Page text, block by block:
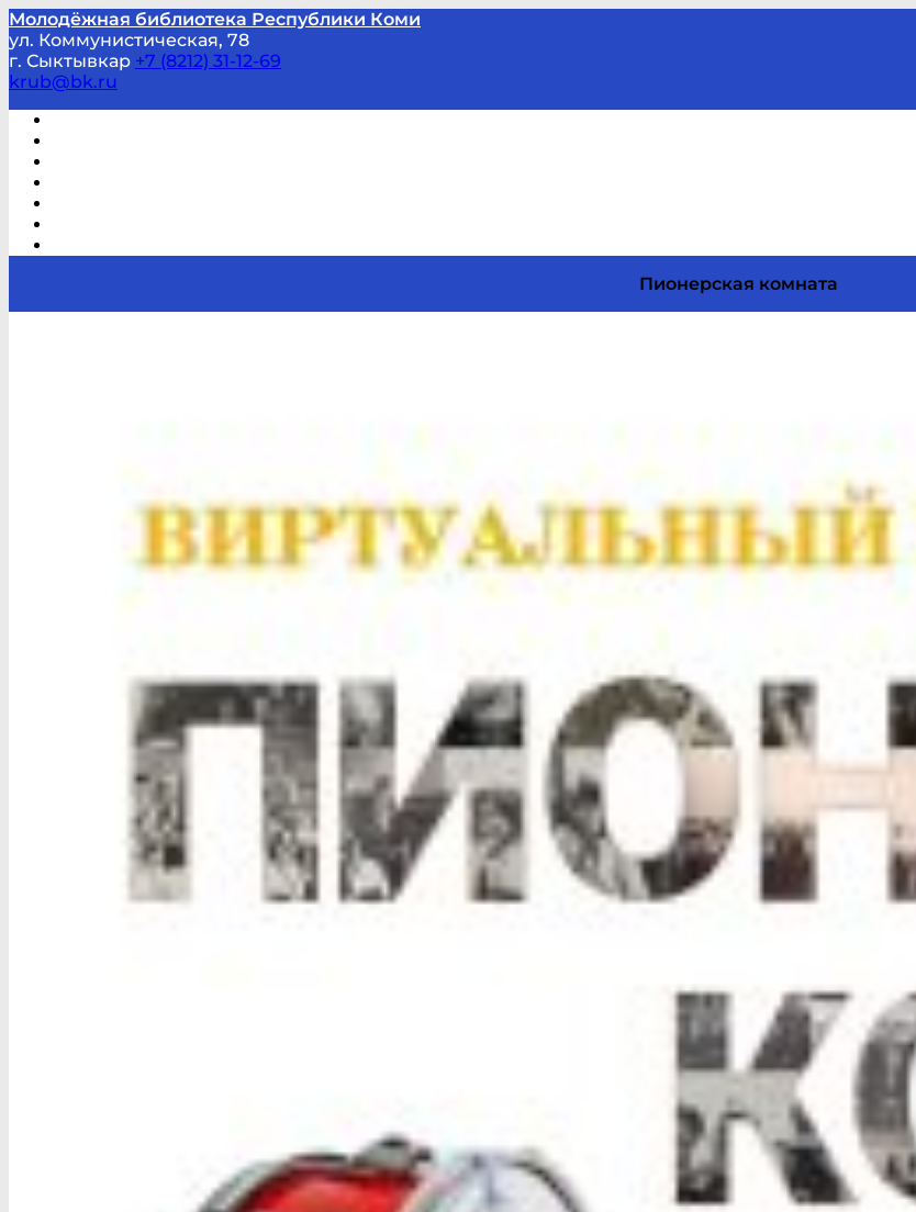
Молодёжная библиотека Республики Коми
ул. Коммунистическая, 78
г. Сыктывкар +7 (8212) 31-12-69
krub@bk.ru
Пионерская комната